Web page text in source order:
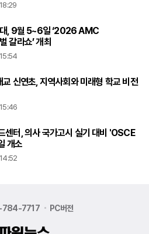
, 9월 5~6일 ‘2026 AMC
갈라쇼’ 개최
교 신연초, 지역사회와 미래형 학교 비전
센터, 의사 국가고시 실기 대비 'OSCE
개소
784-7717 PC버전